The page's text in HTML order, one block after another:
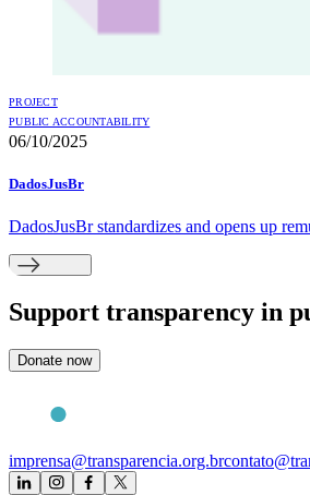
PROJECT
PUBLIC ACCOUNTABILITY
06/10/2025
DadosJusBr
DadosJusBr standardizes and opens up
Support transparency in
Donate now
imprensa@transparencia.org.br